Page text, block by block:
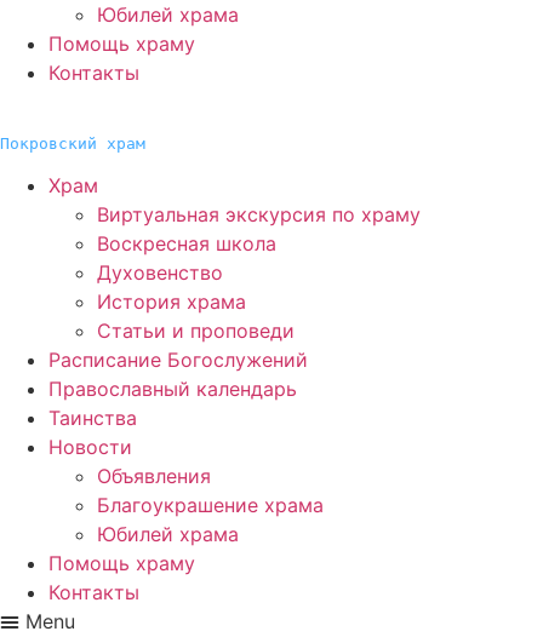
Юбилей храма
Помощь храму
Контакты
Покровский храм
Храм
Виртуальная экскурсия по храму
Воскресная школа
Духовенство
История храма
Статьи и проповеди
Расписание Богослужений
Православный календарь
Таинства
Новости
Объявления
Благоукрашение храма
Юбилей храма
Помощь храму
Контакты
Menu